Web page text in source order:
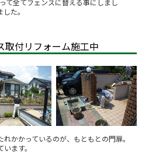
全てフェンスに替える事にしまし
た。
取付リフォーム施工中
かかっているのが、もともとの門扉。
ます。